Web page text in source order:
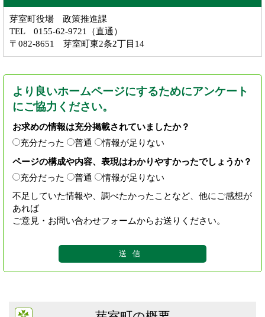
芽室町役場 政策推進課
TEL 0155-62-9721（直通）
〒082-8651 芽室町東2条2丁目14
より良いホームページにするためにアンケート
にご協力ください。
お求めの情報は充分掲載されていましたか？
充分だった
普通
情報が足りない
ページの構成や内容、表現はわかりやすかったでしょうか？
充分だった
普通
情報が足りない
不足していた情報や、調べたかったことなど、他にご感想が
あれば
ご意見・お問い合わせフォームからお送りください。